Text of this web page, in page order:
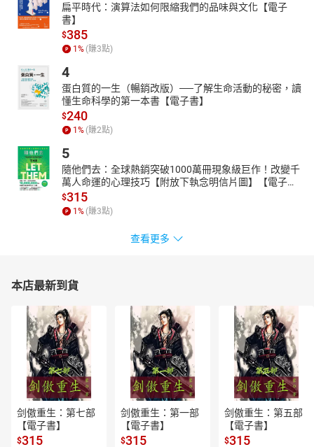
扁平時代：演算法如何限縮我們的品味與文化【電子
書】
$385
1% (賺3點)
4
蛋白質的一生（暢銷改版）──了解生命活動的秘密，讀
懂生命科學的第一本書【電子書】
$240
1% (賺2點)
5
隨他們去：全球熱銷突破1000萬冊現象級巨作！改變千
萬人命運的心理技巧【附放下執念明信片圖】【電子
書】
$315
1% (賺3點)
查看更多
本店最新到貨
剑傲重生：第七部
【電子書】
$315
剑傲重生：第一部
【電子書】
$315
剑傲重生：第五部
【電子書】
$315